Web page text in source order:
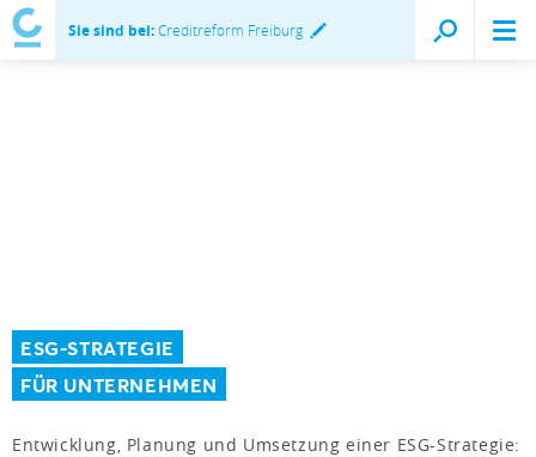
Sie sind bei:Creditreform Freiburg
ESG-STRATEGIE
FÜR UNTERNEHMEN
Entwicklung, Planung und Umsetzung einer ESG-Strategie: